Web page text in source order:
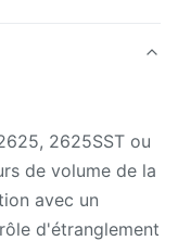
2625SST ou
de volume de la
avec un
d'étranglement